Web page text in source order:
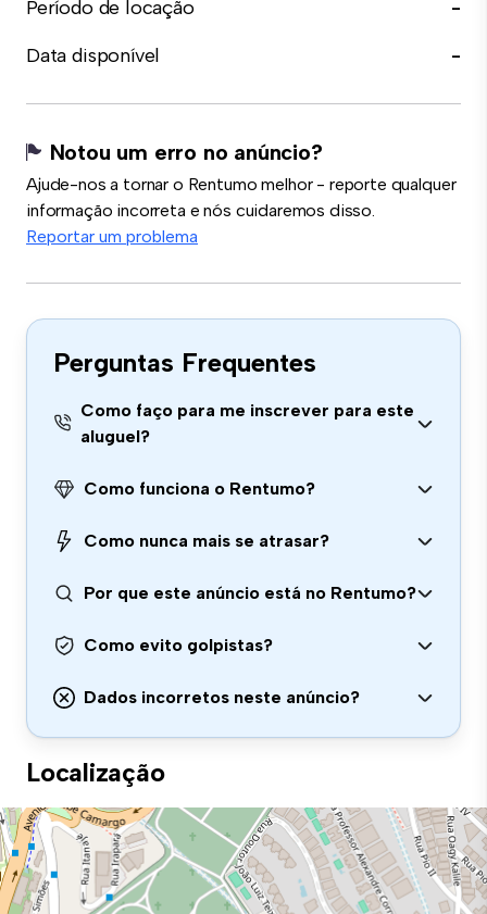
Período de locação
-
Data disponível
-
Notou um erro no anúncio?
Ajude-nos a tornar o Rentumo melhor - reporte qualquer
informação incorreta e nós cuidaremos disso.
Reportar um problema
Perguntas Frequentes
Como faço para me inscrever para este
aluguel?
Como funciona o Rentumo?
Como nunca mais se atrasar?
Por que este anúncio está no Rentumo?
Como evito golpistas?
Dados incorretos neste anúncio?
Localização